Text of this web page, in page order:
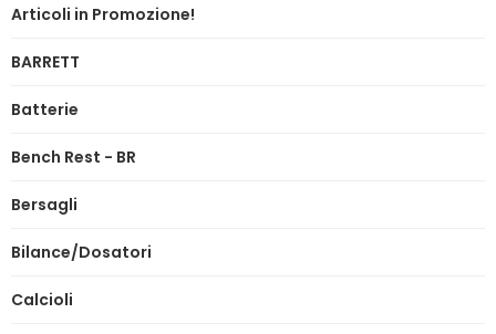
Articoli in Promozione!
BARRETT
Batterie
Bench Rest - BR
Bersagli
Bilance/Dosatori
Calcioli